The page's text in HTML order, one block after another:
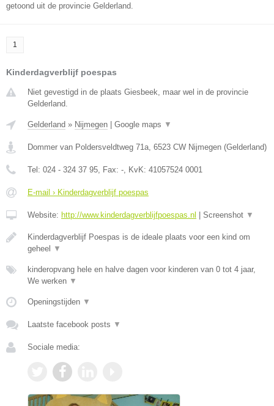
getoond uit de provincie Gelderland.
1
Kinderdagverblijf poespas
Niet gevestigd in de plaats Giesbeek, maar wel in de provincie
Gelderland.
Gelderland » Nijmegen Google maps ▼
Dommer van Poldersveldtweg 71a, 6523 CW Nijmegen (Gelderland)
Tel: 024 - 324 37 95, Fax: -, KvK: 41057524 0001
E-mail › Kinderdagverblijf poespas
Website: http://www.kinderdagverblijfpoespas.nl Screenshot ▼
Kinderdagverblijf Poespas is de ideale plaats voor een kind om
geheel
▼
kinderopvang hele en halve dagen voor kinderen van 0 tot 4 jaar,
We werken ▼
Openingstijden ▼
Laatste facebook posts ▼
Sociale media: